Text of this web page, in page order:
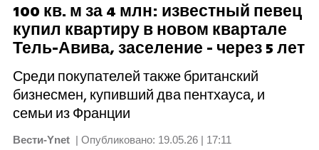
100 кв. м за 4 млн: известный певец
купил квартиру в новом квартале
Тель-Авива, заселение - через 5 лет
Среди покупателей также британский
бизнесмен, купивший два пентхауса, и
семьи из Франции
Вести-Ynet | Опубликовано: 19.05.26 | 17:11